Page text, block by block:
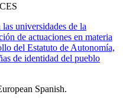
universidades de la
de actuaciones en materia
del Estatuto de Autonomía,
de identidad del pueblo
Spanish.